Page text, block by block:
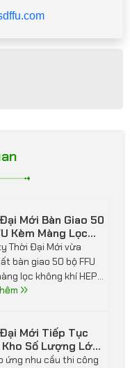
Mới Bàn Giao 50
Kèm Màng Lọc
Và Tiếp Nhận
Hàng Mới Tại
Ninh
Thời Đại Mới vừa
bàn giao 50 bộ FFU
lọc không khí HEPA
trình của khách
cũng tiếp nhận
hàng mới tại kho
bổ sung đa dạng
Mới Tiếp Tục
Số Lượng Lớn
Mềm Lá Nhôm
ứng nhu cầu thi công